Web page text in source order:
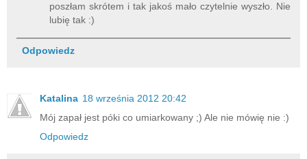
poszłam skrótem i tak jakoś mało czytelnie wyszło. Nie
lubię tak :)
Odpowiedz
Katalina 18 września 2012 20:42
Mój zapał jest póki co umiarkowany ;) Ale nie mówię nie :)
Odpowiedz